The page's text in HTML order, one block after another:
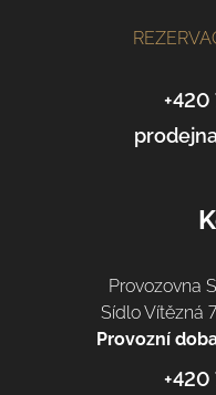
+420
Provozovna
Sídlo Vítězná
Provozní
+420